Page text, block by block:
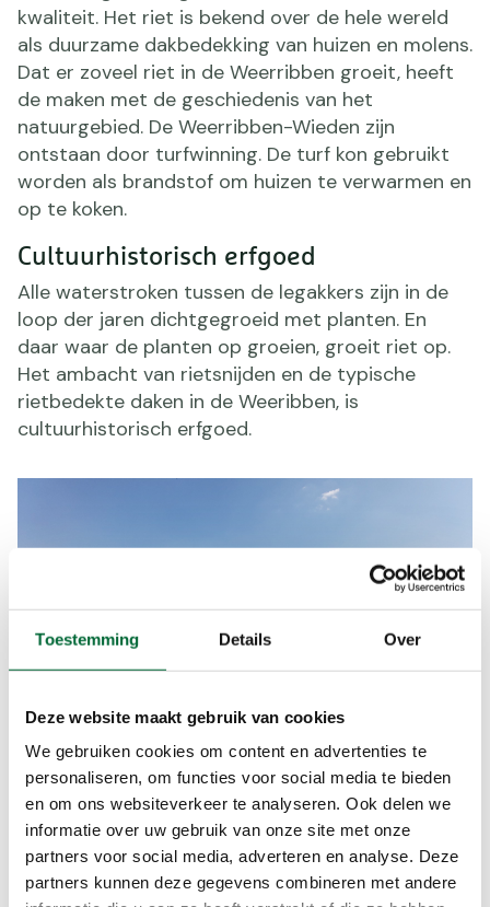
Toestemming Details Over
Deze website maakt gebruik van cookies
We gebruiken cookies om content en advertenties te
personaliseren, om functies voor social media te bieden
en om ons websiteverkeer te analyseren. Ook delen we
informatie over uw gebruik van onze site met onze
partners voor social media, adverteren en analyse. Deze
partners kunnen deze gegevens combineren met andere
kwaliteit. Het riet is bekend over de hele wereld
als duurzame dakbedekking van huizen en molens.
Dat er zoveel riet in de Weerribben groeit, heeft
de maken met de geschiedenis van het
natuurgebied. De Weerribben-Wieden zijn
ontstaan door turfwinning. De turf kon gebruikt
worden als brandstof om huizen te verwarmen en
op te koken.
Cultuurhistorisch erfgoed
Alle waterstroken tussen de legakkers zijn in de
loop der jaren dichtgegroeid met planten. En
daar waar de planten op groeien, groeit riet op.
Het ambacht van rietsnijden en de typische
rietbedekte daken in de Weeribben, is
cultuurhistorisch erfgoed.
Nederland
Uitzicht Weerribben Wieden. (Foto: © Kelsey Obdeijn,
Wereldwijd Wandelen)